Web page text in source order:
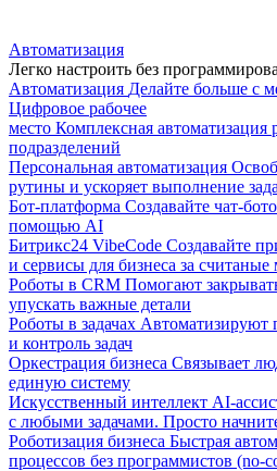
Автоматизация
Легко настроить без
Автоматизация Делайте больше с
Цифровое рабочее
место Комплексная автоматизация
подразделений
Персональная автоматизация
рутины и ускоряет выполнение
Бот-платформа Создавайте чат-
помощью AI
Битрикс24 VibeCode Создавайте
и сервисы для бизнеса за
Роботы в CRM Помогают
упускать важные детали
Роботы в задачах Автоматизируют
и контроль задач
Оркестрация бизнеса Связывает
единую систему
Искусственный интеллект AI-
с любыми задачами. Просто
Роботизация бизнеса Быстрая
процессов без программистов (no-